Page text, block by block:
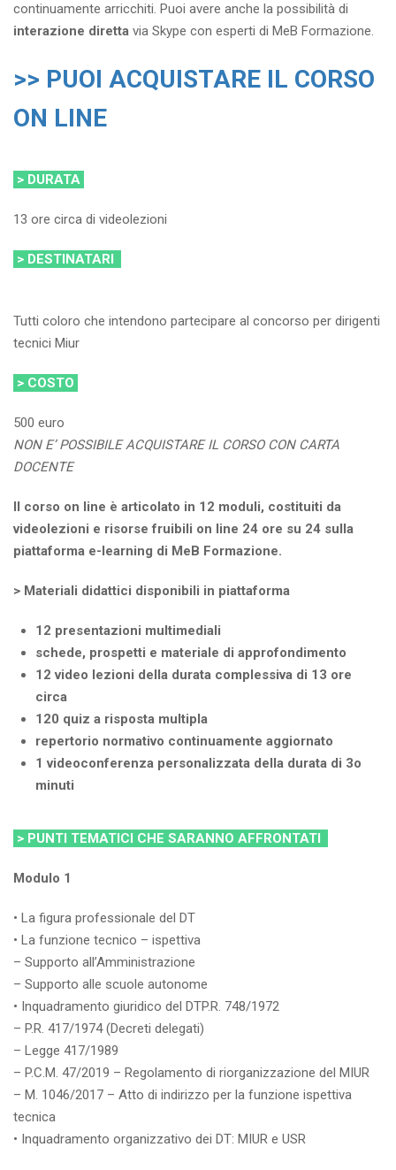
continuamente arricchiti. Puoi avere anche la possibilità di
interazione diretta via Skype con esperti di MeB Formazione.
>> PUOI ACQUISTARE IL CORSO
ON LINE
> DURATA
13 ore circa di videolezioni
> DESTINATARI
Tutti coloro che intendono partecipare al concorso per dirigenti
tecnici Miur
> COSTO
500 euro
NON E’ POSSIBILE ACQUISTARE IL CORSO CON CARTA
DOCENTE
Il corso on line è articolato in 12 moduli, costituiti da
videolezioni e risorse fruibili on line 24 ore su 24 sulla
piattaforma e-learning di MeB Formazione.
> Materiali didattici disponibili in piattaforma
12 presentazioni multimediali
schede, prospetti e materiale di approfondimento
12 video lezioni della durata complessiva di 13 ore
circa
120 quiz a risposta multipla
repertorio normativo continuamente aggiornato
1 videoconferenza personalizzata della durata di 3o
minuti
> PUNTI TEMATICI CHE SARANNO AFFRONTATI
Modulo 1
• La figura professionale del DT
• La funzione tecnico – ispettiva
– Supporto all’Amministrazione
– Supporto alle scuole autonome
• Inquadramento giuridico del DTP.R. 748/1972
– P.R. 417/1974 (Decreti delegati)
– Legge 417/1989
– P.C.M. 47/2019 – Regolamento di riorganizzazione del MIUR
– M. 1046/2017 – Atto di indirizzo per la funzione ispettiva
tecnica
• Inquadramento organizzativo dei DT: MIUR e USR